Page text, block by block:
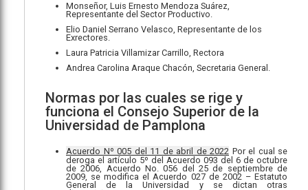
Monseñor, Luis Ernesto Mendoza Suárez,
Representante del Sector Productivo.
Elio Daniel Serrano Velasco, Representante de los
Exrectores.
Laura Patricia Villamizar Carrillo, Rectora
Andrea Carolina Araque Chacón, Secretaria General.
Normas por las cuales se rige y
funciona el Consejo Superior de la
Universidad de Pamplona
Acuerdo Nº 005 del 11 de abril de 2022 Por el cual se
deroga el artículo 5º del Acuerdo 093 del 6 de octubre
de 2006, Acuerdo No. 056 del 25 de septiembre de
2009, se modifica el Acuerdo 027 de 2002 – Estatuto
General de la Universidad y se dictan otras